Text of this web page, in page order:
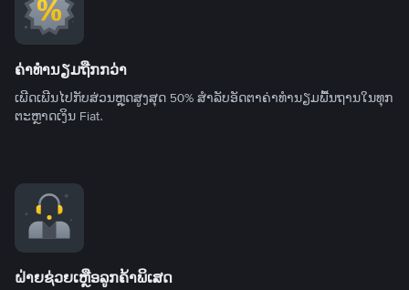
ຄ່າທຳນຽມຖືກກວ່າ
ເພີດເພີນໄປກັບສ່ວນຫຼຸດສູງສຸດ 50% ສໍາລັບອັດຕາຄ່າທໍານຽມພື້ນຖານໃນທຸກ
ຕະຫຼາດເງິນ Fiat.
ຝ່າຍຊ່ວຍເຫຼືອລູກຄ້າພິເສດ